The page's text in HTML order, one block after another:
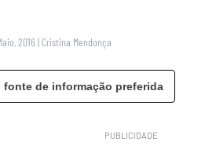
2016 | Cristina Mendonça
fonte de informação preferida